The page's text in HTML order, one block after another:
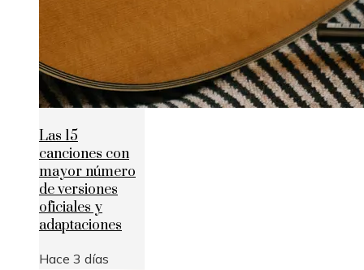
Las 15
canciones con
mayor número
de versiones
oficiales y
adaptaciones
Hace 3 días